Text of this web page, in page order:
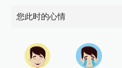
您此时的心情